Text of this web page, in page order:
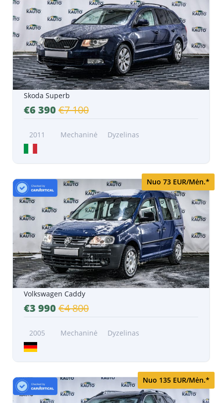
Skoda Superb
€6 390 €7 100
2011 Mechaninė Dyzelinas
Nuo 73 EUR/Mėn.*
Volkswagen Caddy
€3 990 €4 800
2005 Mechaninė Dyzelinas
Nuo 135 EUR/Mėn.*